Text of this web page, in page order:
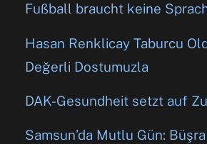
Fußball braucht keine
Hasan Renklicay Taburcu
Değerli Dostumuzla
DAK-Gesundheit setzt auf
Samsun’da Mutlu Gün: